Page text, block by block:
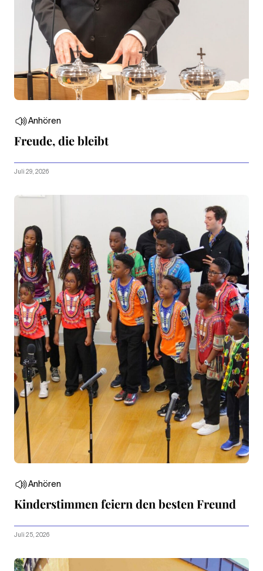
Anhören
Freude, die bleibt
Juli 29, 2026
Anhören
Kinderstimmen feiern den besten Freund
Juli 25, 2026